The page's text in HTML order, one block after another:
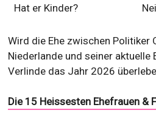
Hat er Kinder?
Wird die Ehe zwischen Politiker
Niederlande und seiner aktuelle
Verlinde das Jahr 2026
Die 15 Heissesten Ehefrauen &